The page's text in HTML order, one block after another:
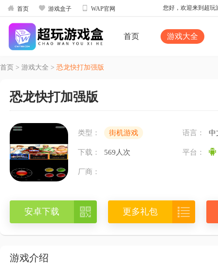
 首页  游戏盒子  WAP官网 您好，欢迎来到超玩
首页 游戏大全
首页 > 游戏大全 > 恐龙快打加强版
恐龙快打加强版
类型： 街机游戏 语言： 中
下载： 569人次 平台：
厂商：
安卓下载  更多礼包 
游戏介绍